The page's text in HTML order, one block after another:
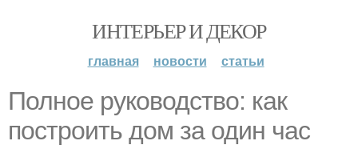
ИНТЕРЬЕР И ДЕКОР
главная новости статьи
Полное руководство: как
построить дом за один час